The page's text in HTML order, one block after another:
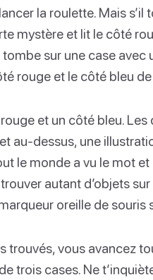
la roulette. Mais
mystère et lit le côté
sur une case
rouge et le côté bleu de
et un côté bleu.
au-dessus, une
le monde a vu le mot
autant d’objets
oreille de souris
trouvés, vous avancez
trois cases. Ne